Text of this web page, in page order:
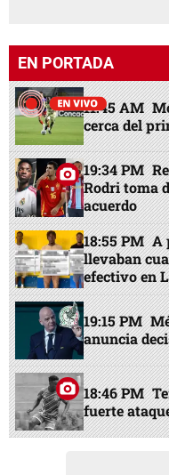
EN PORTADA
11:45 AM
cerca del
19:34 PM
Rodri toma
acuerdo
18:55 PM A
llevaban
efectivo en
19:15 PM
anuncia
18:46 PM
fuerte